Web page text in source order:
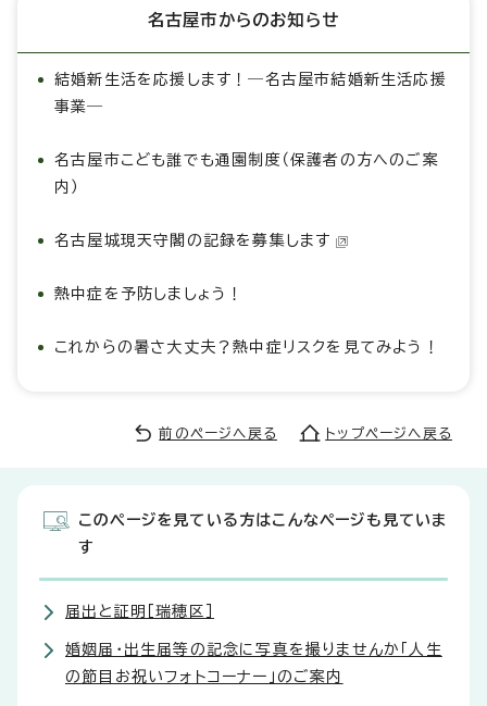
名古屋市からのお知らせ
結婚新生活を応援します！―名古屋市結婚新生活応援
事業―
名古屋市こども誰でも通園制度（保護者の方へのご案
内）
名古屋城現天守閣の記録を募集します
熱中症を予防しましょう！
これからの暑さ大丈夫？熱中症リスクを見てみよう！
前のページへ戻る トップページへ戻る
このページを見ている方はこんなページも見ていま
す
届出と証明［瑞穂区］
婚姻届・出生届等の記念に写真を撮りませんか「人生
の節目お祝いフォトコーナー」のご案内